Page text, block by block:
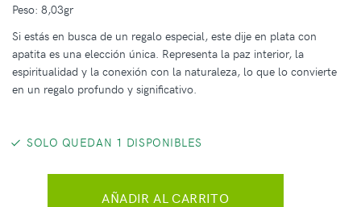
Peso: 8,03gr
Si estás en busca de un regalo especial, este dije en plata con
apatita es una elección única. Representa la paz interior, la
espiritualidad y la conexión con la naturaleza, lo que lo convierte
en un regalo profundo y significativo.
SOLO QUEDAN 1 DISPONIBLES
AÑADIR AL CARRITO